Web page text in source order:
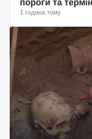
пороги та
1 година тому